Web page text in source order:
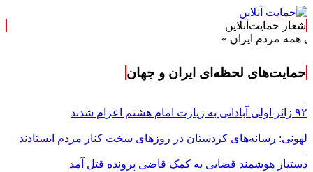
شعار حمایت‌آنلاین
ایران »
حمایت‌های لحظه‌ای ایران و جهان
۹۲ زائر اولی آبادانی به زیارت امام هشتم اعزام شدند
لهونی: رسانه‌های کردستان در روزهای سخت کنار مردم ایستادند
دستیار هوشمند قضایی به کمک قاضی پرونده قتل آمد